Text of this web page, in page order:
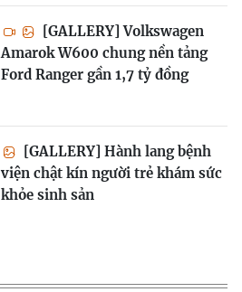
[GALLERY] Volkswagen
Amarok W600 chung nền tảng
Ford Ranger gần 1,7 tỷ đồng
[GALLERY] Hành lang bệnh
viện chật kín người trẻ khám sức
khỏe sinh sản